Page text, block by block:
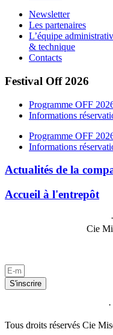
Newsletter
Les partenaires
L’équipe
& technique
Contacts
Festival Off 2026
Programme OFF
Informations
Programme OFF
Informations
Actualités de la
Accueil à l'entrepôt
·
Cie
S'inscrire
·
Tous droits réservés Cie